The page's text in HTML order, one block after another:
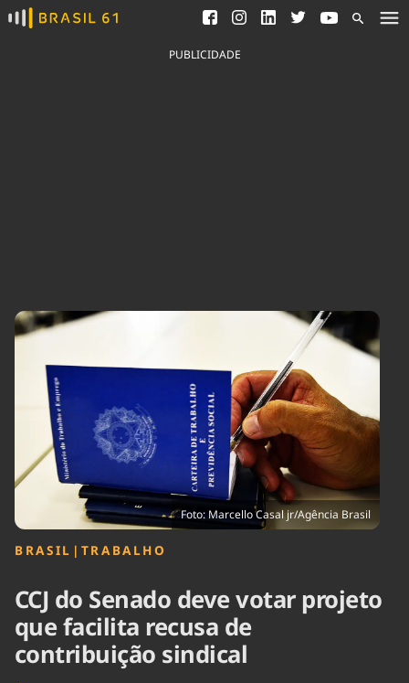
Ver todas as notícias
Saneamento
Indicadores
Agronegócios
Brasil Mineral
Ciência &
Tecnologia
Cinema
Infraestrutura
Internacional
Meio Ambiente
Podcast
Política
Saúde
Tempo
PUBLICIDADE
Foto: Marcello Casal jr/Agência Brasil
BRASIL | TRABALHO
CCJ do Senado deve votar projeto
que facilita recusa de
contribuição sindical